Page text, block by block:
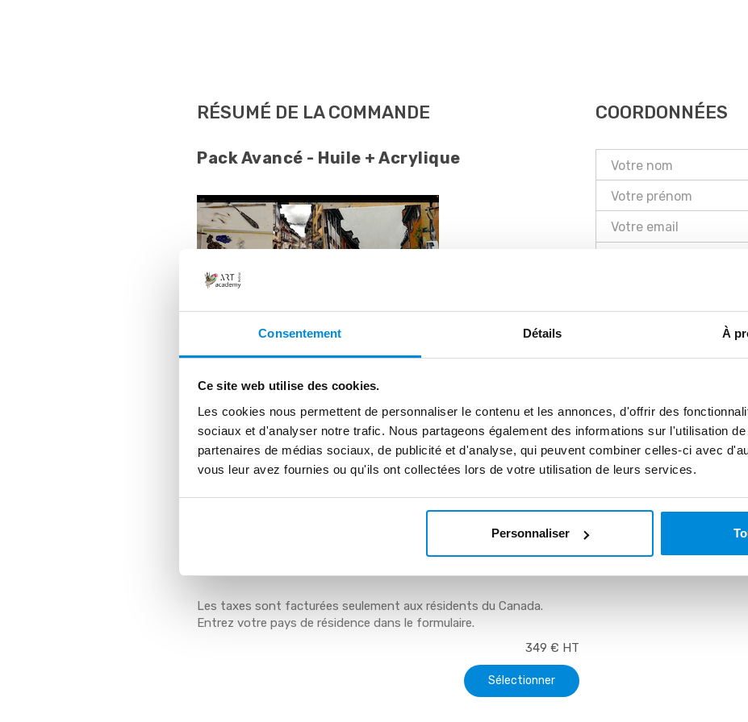
Consentement Détails À
Ce site web utilise des cookies.
Les cookies nous permettent de personnaliser le contenu et les annonces, d'offrir des
sociaux et d'analyser notre trafic. Nous partageons également des informations sur l'utilisation
partenaires de médias sociaux, de publicité et d'analyse, qui peuvent combiner celles-ci avec
vous leur avez fournies ou qu'ils ont collectées lors de votre utilisation de leurs services.
Personnaliser
RÉSUMÉ DE LA COMMANDE
Pack Avancé - Huile + Acrylique
Ensemble de cours de peinture à lhuile et à l'acrylique -
accès au niveau avancé
Plus de 80 heures de cours en vidéo.
Accès permanent et illimité.
+ 1 Coaching Collectif
Les taxes sont facturées seulement aux résidents du Canada.
Entrez votre pays de résidence dans le formulaire.
349 € HT
Sélectionner
COORDONNÉES
J'ai lu les conditions
En indiquant votre
offres commerciales de
moment en nous adressant